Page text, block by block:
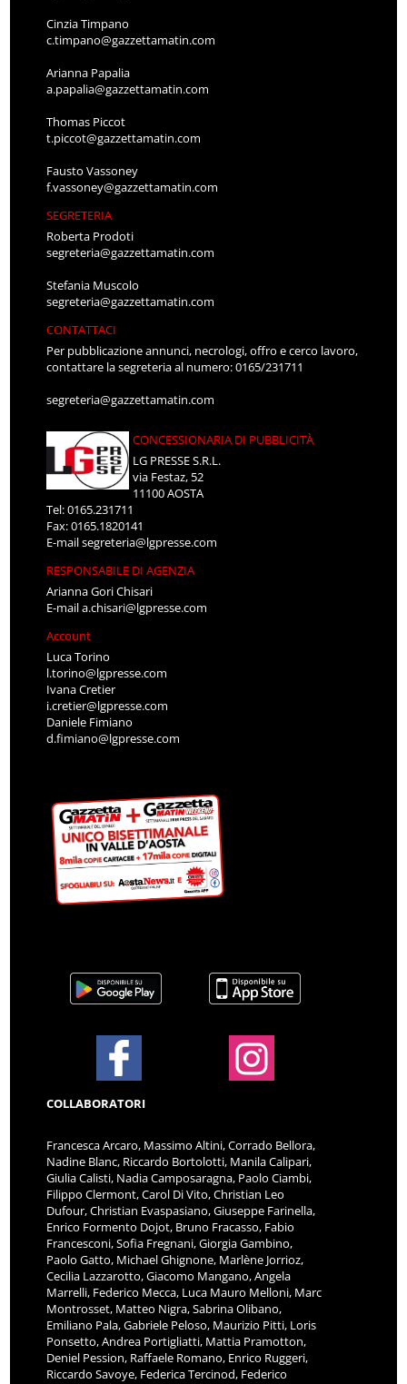
Cinzia Timpano
c.timpano@gazzettamatin.com
Arianna Papalia
a.papalia@gazzettamatin.com
Thomas Piccot
t.piccot@gazzettamatin.com
Fausto Vassoney
f.vassoney@gazzettamatin.com
SEGRETERIA
Roberta Prodoti
segreteria@gazzettamatin.com
Stefania Muscolo
segreteria@gazzettamatin.com
CONTATTACI
Per pubblicazione annunci, necrologi, offro e cerco lavoro,
contattare la segreteria al numero: 0165/231711
segreteria@gazzettamatin.com
CONCESSIONARIA DI PUBBLICITÀ
LG PRESSE S.R.L.
via Festaz, 52
11100 AOSTA
Tel: 0165.231711
Fax: 0165.1820141
E-mailsegreteria@lgpresse.com
RESPONSABILE DI AGENZIA
Arianna Gori Chisari
E-maila.chisari@lgpresse.com
Account
Luca Torino
l.torino@lgpresse.com
Ivana Cretier
i.cretier@lgpresse.com
Daniele Fimiano
d.fimiano@lgpresse.com
COLLABORATORI
Francesca Arcaro, Massimo Altini, Corrado Bellora,
Nadine Blanc, Riccardo Bortolotti, Manila Calipari,
Giulia Calisti, Nadia Camposaragna, Paolo Ciambi,
Filippo Clermont, Carol Di Vito, Christian Leo
Dufour, Christian Evaspasiano, Giuseppe Farinella,
Enrico Formento Dojot, Bruno Fracasso, Fabio
Francesconi, Sofia Fregnani, Giorgia Gambino,
Paolo Gatto, Michael Ghignone, Marlène Jorrioz,
Cecilia Lazzarotto, Giacomo Mangano, Angela
Marrelli, Federico Mecca, Luca Mauro Melloni, Marc
Montrosset, Matteo Nigra, Sabrina Olibano,
Emiliano Pala, Gabriele Peloso, Maurizio Pitti, Loris
Ponsetto, Andrea Portigliatti, Mattia Pramotton,
Deniel Pession, Raffaele Romano, Enrico Ruggeri,
Riccardo Savoye, Federica Tercinod, Federico